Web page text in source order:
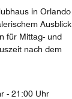
in Orlando
Ausblick
für Mittag- und
nach dem
- 21:00 Uhr